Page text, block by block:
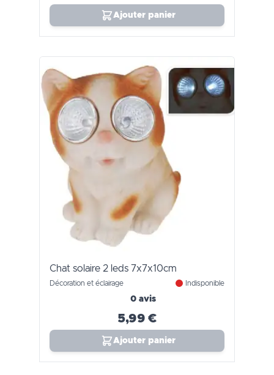
Ajouter panier
Chat solaire 2 leds 7x7x10cm
Décoration et éclairage Indisponible
0 avis
5,99 €
Ajouter panier